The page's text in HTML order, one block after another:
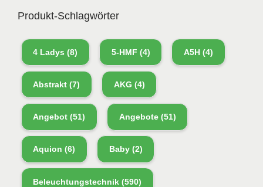
Produkt-Schlagwörter
4 Ladys (8) 5-HMF (4) A5H(4)
Abstrakt (7) AKG (4)
Angebot (51) Angebote(51)
Aquion (6) Baby(2)
Beleuchtungstechnik (590)